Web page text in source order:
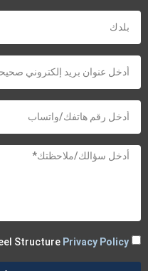
Structure Privacy Policy